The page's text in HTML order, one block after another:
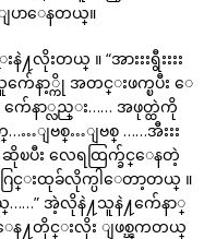
ျပာေနတယ္။
းတယ္ ။ “အားးးရွီးးးး
က်ေနာ့္ကို အတင္းဖက္ၿပီး ေ
။ က်ေနာ္လည္း…… အဖုတ္ထဲကို
……ျဗစ္…ျဗစ္ ……အီးးး
ဆိုၿပီး လေရထြက္ခ်င္ေနတဲ့
ဂြင္းထုခ်လိုက္ပါေတာ့တယ္ ။
ရယ္……” အဲ့လိုနဲ႔သူနဲ႔က်ေနာ္
န႔တိုင္းလိုး ျဖစ္ၾကတယ္